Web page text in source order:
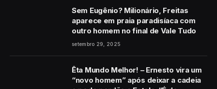
Sem Eugênio? Milionário, Freitas
aparece em praia paradisíaca com
outro homem no final de Vale Tudo
setembro 29, 2025
Êta Mundo Melhor! – Ernesto vira um
“novo homem” após deixar a cadeia